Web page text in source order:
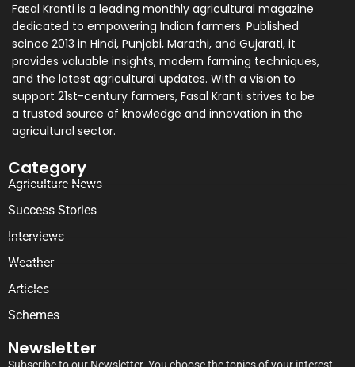
Fasal Kranti is a leading monthly agricultural magazine
dedicated to empowering Indian farmers. Published
scince 2013 in Hindi, Punjabi, Marathi, and Gujarati, it
provides valuable insights, modern farming techniques,
and the latest agricultural updates. With a vision to
support 21st-century farmers, Fasal Kranti strives to be
a trusted source of knowledge and innovation in the
agricultural sector.
Category
Agriculture News
Success Stories
Interviews
Weather
Articles
Schemes
Newsletter